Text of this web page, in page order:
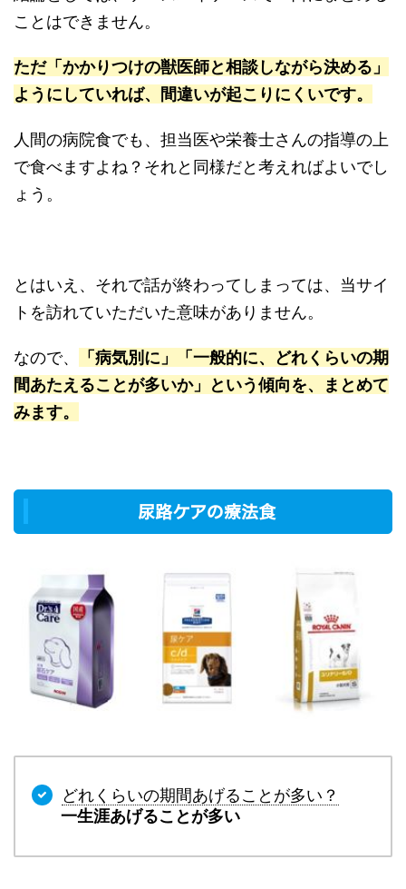
ことはできません。
ただ「かかりつけの獣医師と相談しながら決める」
ようにしていれば、間違いが起こりにくいです。
人間の病院食でも、担当医や栄養士さんの指導の上
で食べますよね？それと同様だと考えればよいでし
ょう。
とはいえ、それで話が終わってしまっては、当サイ
トを訪れていただいた意味がありません。
なので、
「病気別に」「一般的に、どれくらいの期
間あたえることが多いか」という傾向を、まとめて
みます。
尿路ケアの療法食
どれくらいの期間あげることが多い？
一生涯あげることが多い